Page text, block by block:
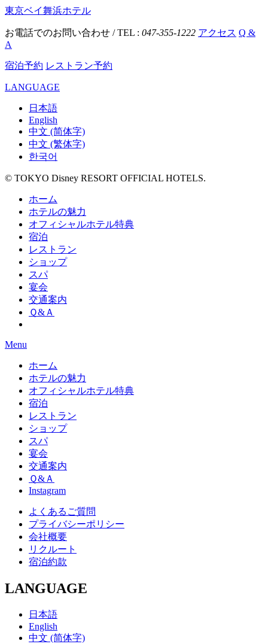
東京ベイ舞浜ホテル
お電話でのお問い合わせ / TEL : 047-355-1222 アクセス Q &
A
宿泊予約 レストラン予約
LANGUAGE
日本語
English
中文 (简体字)
中文 (繁体字)
한국어
© TOKYO Disney RESORT OFFICIAL HOTELS.
ホーム
ホテルの魅力
オフィシャルホテル特典
宿泊
レストラン
ショップ
スパ
宴会
交通案内
Ｑ&Ａ
Menu
ホーム
ホテルの魅力
オフィシャルホテル特典
宿泊
レストラン
ショップ
スパ
宴会
交通案内
Ｑ&Ａ
Instagram
よくあるご質問
プライバシーポリシー
会社概要
リクルート
宿泊約款
LANGUAGE
日本語
English
中文 (简体字)